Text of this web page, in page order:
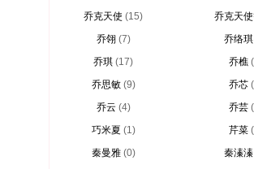
乔克天使 (15)
乔克天
乔翎 (7)
乔络琪
乔琪 (17) 乔樵
乔思敏 (9) 乔芯
乔云 (4) 乔芸
巧米夏 (1) 芹菜
秦曼雅 (0)
秦溱溱